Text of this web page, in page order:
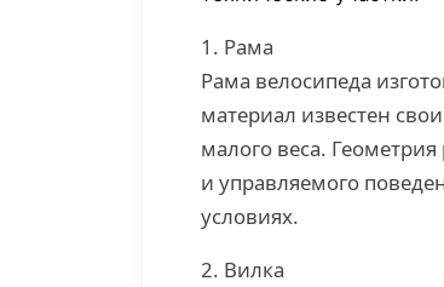
1. Рама
Рама велосипеда
материал известен
малого веса.
и управляемого
условиях.
2. Вилка